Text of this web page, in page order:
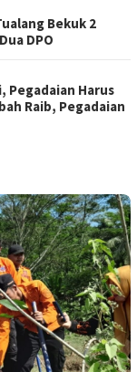
Bekuk 2
DPO
Pegadaian Harus
Raib, Pegadaian